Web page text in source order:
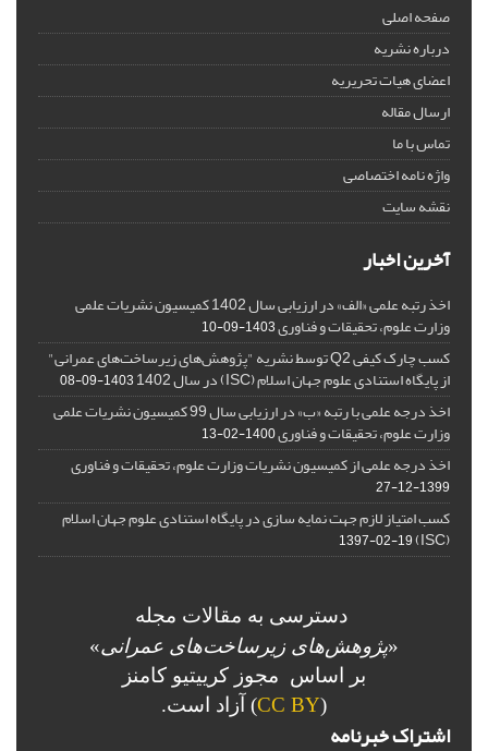
صفحه اصلی
درباره نشریه
اعضای هیات تحریریه
ارسال مقاله
تماس با ما
واژه نامه اختصاصی
نقشه سایت
آخرین اخبار
اخذ رتبه علمی «الف» در ارزیابی سال 1402 کمیسیون نشریات علمی
وزارت علوم، تحقیقات و فناوری1403-09-10
کسب چارک کیفی Q2 توسط نشریه "پژوهش‌های زیرساخت‌های عمرانی"
از پایگاه استنادی علوم جهان اسلام (ISC) در سال 1402 1403-09-08
اخذ درجه علمی با رتبه «ب» در ارزیابی سال 99 کمیسیون نشریات علمی
وزارت علوم، تحقیقات و فناوری1400-02-13
اخذ درجه علمی از کمیسیون نشریات وزارت علوم، تحقیقات و فناوری
1399-12-27
کسب امتیاز لازم جهت نمایه سازی در پایگاه استنادی علوم جهان اسلام
(ISC)
1397-02-19
دسترسی به مقالات مجله
«پژوهش‌های زیرساخت‌های عمرانی»
بر اساس مجوز کرییتیو کامنز
(
CC BY) آزاد است.
اشتراک خبرنامه